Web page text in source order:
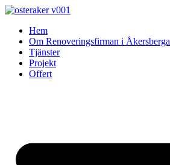
Skip
contentHem
Om Renoveringsfirman i Åkersberga
Tjänster
Projekt
Offert